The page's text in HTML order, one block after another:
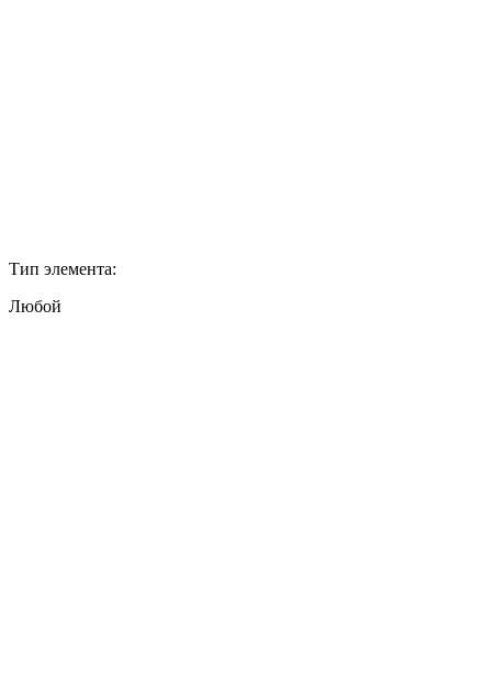
Тип элемента:
Любой